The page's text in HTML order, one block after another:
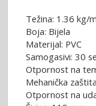
Težina: 1.36 kg/
Boja: Bijela
Materijal: PVC
Samogasivi: 30
Otpornost na
Mehanička
Otpornost na